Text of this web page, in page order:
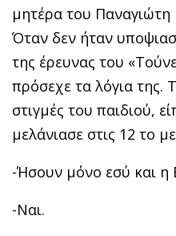
μητέρα του
Όταν δεν ήταν
της έρευνας του
πρόσεχε τα λόγια της.
στιγμές του παιδιού,
μελάνιασε στις 12 το
-Ήσουν μόνο εσύ και η
-Ναι.